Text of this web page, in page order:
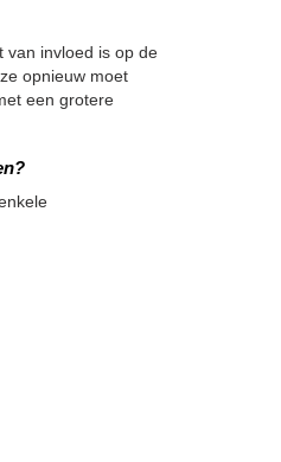
van invloed is op de
opnieuw moet
een grotere